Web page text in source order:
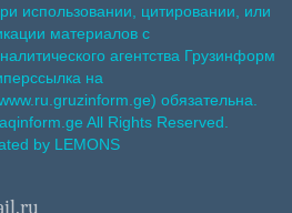
использовании, цитировании, или
материалов с
агентства Грузинформ
на
обязательна.
All Rights Reserved.
by LEMONS